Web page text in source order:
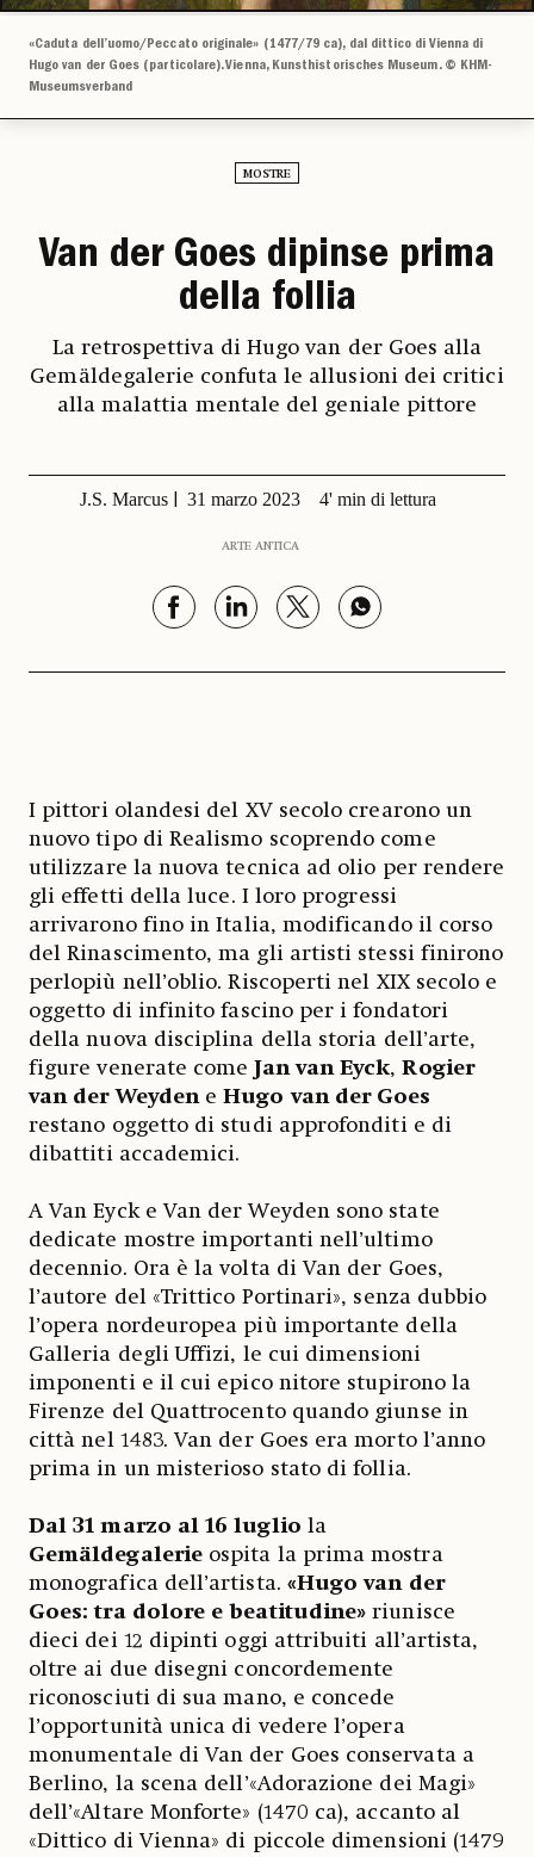
«Caduta dell’uomo/Peccato originale» (1477/79 ca), dal dittico di Vienna di
Hugo van der Goes (particolare). Vienna, Kunsthistorisches Museum. © KHM-
Museumsverband
MOSTRE
Van der Goes dipinse prima
della follia
La retrospettiva di Hugo van der Goes alla
Gemäldegalerie confuta le allusioni dei critici
alla malattia mentale del geniale pittore
J.S. Marcus 31 marzo 2023 4' min di lettura
ARTE ANTICA
I pittori olandesi del XV secolo crearono un
nuovo tipo di Realismo scoprendo come
utilizzare la nuova tecnica ad olio per rendere
gli effetti della luce. I loro progressi
arrivarono fino in Italia, modificando il corso
del Rinascimento, ma gli artisti stessi finirono
perlopiù nell’oblio. Riscoperti nel XIX secolo e
oggetto di infinito fascino per i fondatori
della nuova disciplina della storia dell’arte,
figure venerate comeJan van Eyck,Rogier
van der WeydeneHugo van der Goes
restano oggetto di studi approfonditi e di
dibattiti accademici.
A Van Eyck e Van der Weyden sono state
dedicate mostre importanti nell’ultimo
decennio. Ora è la volta di Van der Goes,
l’autore del «Trittico Portinari», senza dubbio
l’opera nordeuropea più importante della
Galleria degli Uffizi, le cui dimensioni
imponenti e il cui epico nitore stupirono la
Firenze del Quattrocento quando giunse in
città nel 1483. Van der Goes era morto l’anno
prima in un misterioso stato di follia.
Dal 31 marzo al 16 luglio la
Gemäldegalerieospita la prima mostra
monografica dell’artista. «Hugo van der
Goes: tra dolore e beatitudine» riunisce
dieci dei 12 dipinti oggi attribuiti all’artista,
oltre ai due disegni concordemente
riconosciuti di sua mano, e concede
l’opportunità unica di vedere l’opera
monumentale di Van der Goes conservata a
Berlino, la scena dell’«Adorazione dei Magi»
dell’«Altare Monforte» (1470 ca), accanto al
«Dittico di Vienna» di piccole dimensioni (1479